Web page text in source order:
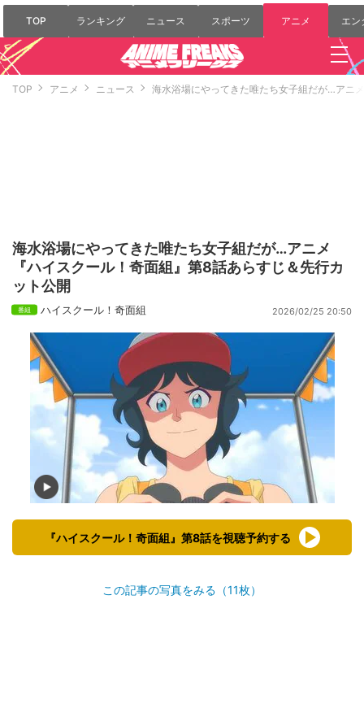
TOP ランキング ニュース スポーツ アニメ エン
TOP アニメ ニュース 海水浴場にやってきた唯たち女子組だが…アニ
海水浴場にやってきた唯たち女子組だが…アニメ
『ハイスクール！奇面組』第8話あらすじ＆先行カ
ット公開
ハイスクール！奇面組 2026/02/25 20:50
『ハイスクール！奇面組』第8話を視聴予約する
この記事の写真をみる（11枚）